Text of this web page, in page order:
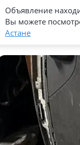
Объявление
Вы можете
Астане